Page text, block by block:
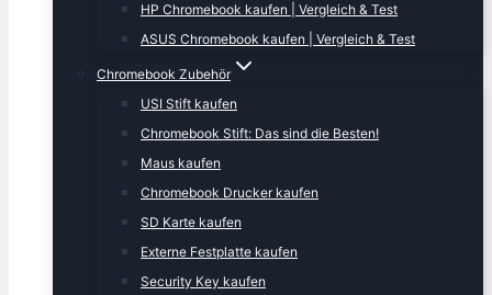
HP Chromebook kaufen | Vergleich & Test
ASUS Chromebook kaufen | Vergleich & Test
Chromebook Zubehör
USI Stift kaufen
Chromebook Stift: Das sind die Besten!
Maus kaufen
Chromebook Drucker kaufen
SD Karte kaufen
Externe Festplatte kaufen
Security Key kaufen